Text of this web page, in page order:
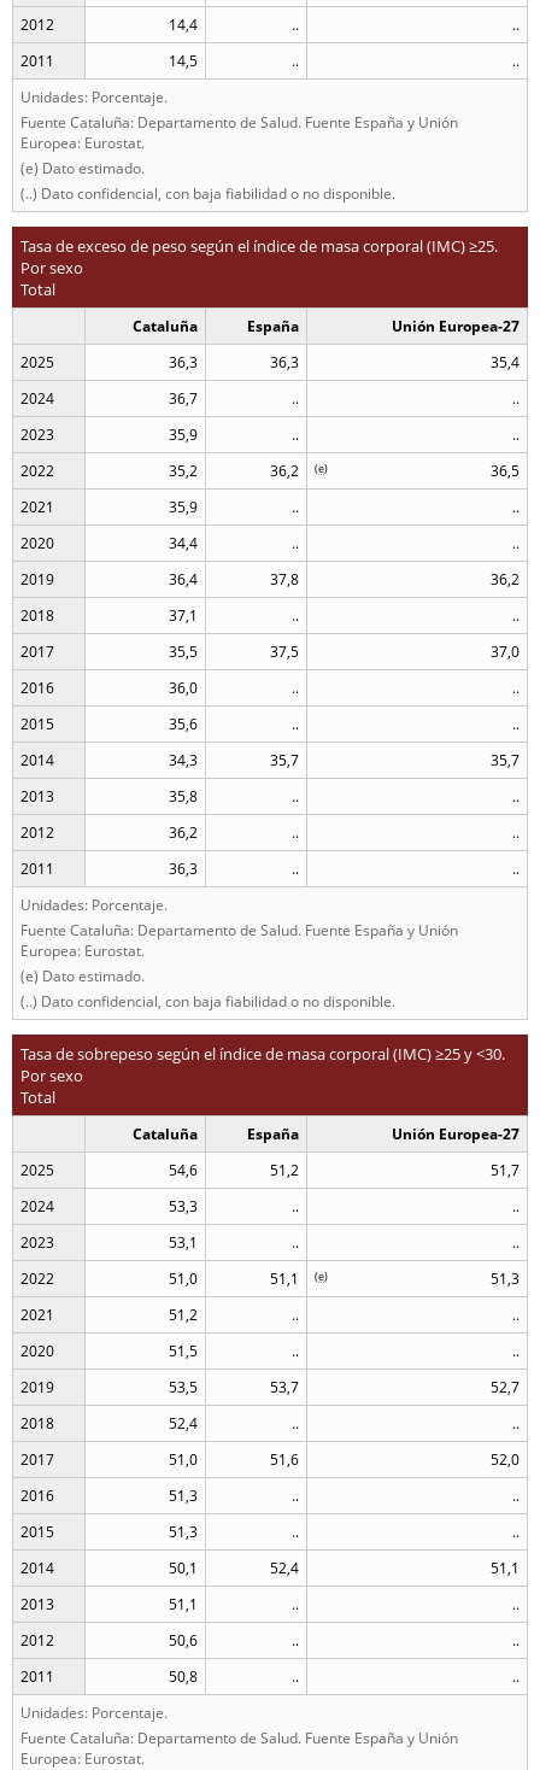
2012
14,4 ..
..
2011
14,5 ..
..
Unidades: Porcentaje.
Fuente Cataluña: Departamento de Salud. Fuente España y Unión
Europea: Eurostat.
(e) Dato estimado.
(..) Dato confidencial, con baja fiabilidad o no disponible.
Tasa de exceso de peso según el índice de masa corporal (IMC) ≥25.
Por sexo
Total
Cataluña España
Unión Europea-27
2025
36,3 36,3
35,4
2024
36,7 ..
..
2023
35,9 ..
..
2022
35,2 36,2 36,5
(e)
2021 35,9 ..
..
2020
34,4 ..
..
2019
36,4 37,8
36,2
2018
37,1 ..
..
2017
35,5 37,5
37,0
2016
36,0 ..
..
2015
35,6 ..
..
2014
34,3 35,7
35,7
2013
35,8 ..
..
2012
36,2 ..
..
2011
36,3 ..
..
Unidades: Porcentaje.
Fuente Cataluña: Departamento de Salud. Fuente España y Unión
Europea: Eurostat.
(e) Dato estimado.
(..) Dato confidencial, con baja fiabilidad o no disponible.
Tasa de sobrepeso según el índice de masa corporal (IMC) ≥25 y <30.
Por sexo
Total
Cataluña España
Unión Europea-27
2025
54,6 51,2
51,7
2024
53,3 ..
..
2023
53,1 ..
..
2022
51,0 51,1 51,3
(e)
2021 51,2 ..
..
2020
51,5 ..
..
2019
53,5 53,7
52,7
2018
52,4 ..
..
2017
51,0 51,6
52,0
2016
51,3 ..
..
2015
51,3 ..
..
2014
50,1 52,4
51,1
2013
51,1 ..
..
2012
50,6 ..
..
2011
50,8 ..
..
Unidades: Porcentaje.
Fuente Cataluña: Departamento de Salud. Fuente España y Unión
Europea: Eurostat.